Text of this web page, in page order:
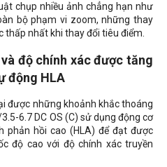
chụp nhiều ảnh chẳng hạn như
bộ phạm vi zoom, những thay
nhất khi thay đổi tiêu điểm.
độ chính xác được tăng
động HLA
được những khoảnh khắc thoáng
6.7 DC OS (C) sử dụng động cơ
phản hồi cao (HLA) để đạt được
độ cao với độ chính xác truyền